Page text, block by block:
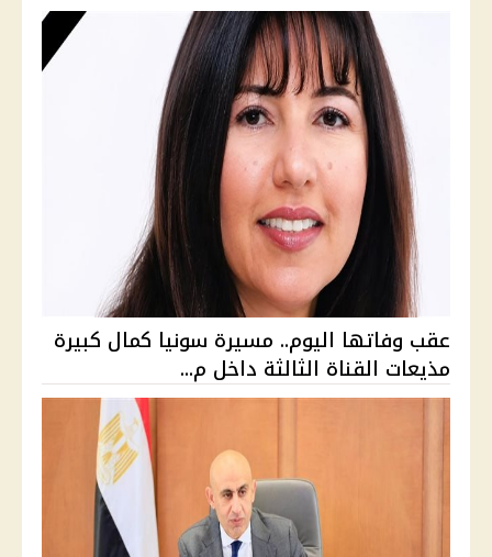
عقب وفاتها اليوم.. مسيرة سونيا كمال كبيرة
مذيعات القناة الثالثة داخل م...